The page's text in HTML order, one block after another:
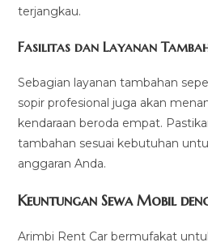
terjangkau.
Fasilitas dan Layanan
Sebagian layanan tambahan
sopir profesional juga akan
kendaraan beroda empat.
tambahan sesuai kebutuhan
anggaran Anda.
Keuntungan Sewa Mobil
Arimbi Rent Car bermufakat